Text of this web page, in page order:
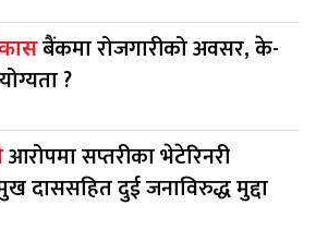
बैंकमा रोजगारीको अवसर, के-
?
आरोपमा सप्तरीका भेटेरिनरी
दाससहित दुई जनाविरुद्ध मुद्दा